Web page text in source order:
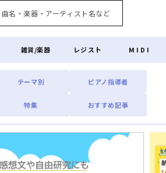
ロ
グ
イ
ン
テーマ別 ピアノ指導者
特集 おすすめ記事
雑貨/楽器 レジスト MIDI